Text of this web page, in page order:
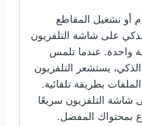
أو تشغيل المقاطع
على شاشة التلفزيون
واحدة. عندما تلمس
يستشعر التلفزيون
بطريقة تلقائية.
شاشة التلفزيون سريعًا
بمحتواك المفضل.